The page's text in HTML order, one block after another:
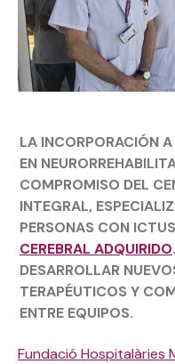
LA INCORPORACIÓN
EN
COMPROMISO DEL
INTEGRAL,
PERSONAS CON
CEREBRAL ADQUIRIDO
DESARROLLAR
TERAPÉUTICOS Y
ENTRE EQUIPOS.
Fundació Hospitalàries